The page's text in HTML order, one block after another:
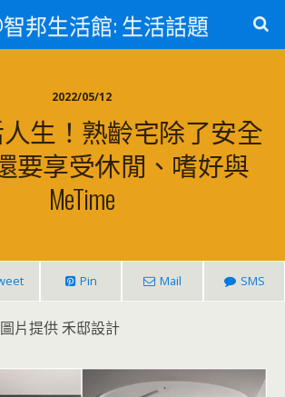
智邦生活館: 生活話題
2022/05/12
生！熟齡宅除了安全
要享受休閒、嗜好與
MeTime
Pin Mail SMS
片提供 禾邸設計